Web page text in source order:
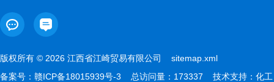
版权所有 © 2026 江西省江崎贸易有限公司 sitemap.xml
备案号： 赣ICP备18015939号-3 总访问量：173337 技术支持： 化工